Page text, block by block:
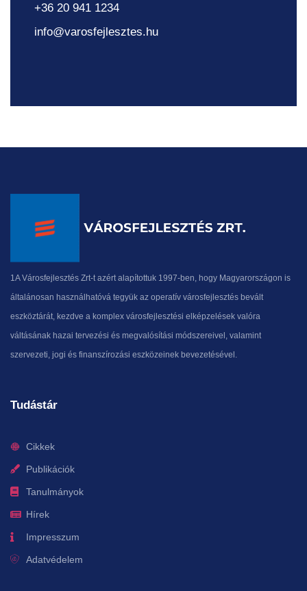
+36 20 941 1234
info@varosfejlesztes.hu
1A Városfejlesztés Zrt-t azért alapítottuk 1997-ben, hogy Magyarországon is
általánosan használhatóvá tegyük az operatív városfejlesztés bevált
eszköztárát, kezdve a komplex városfejlesztési elképzelések valóra
váltásának hazai tervezési és megvalósítási módszereivel, valamint
szervezeti, jogi és finanszírozási eszközeinek bevezetésével.
Tudástár
Cikkek
Publikációk
Tanulmányok
Hírek
Impresszum
Adatvédelem